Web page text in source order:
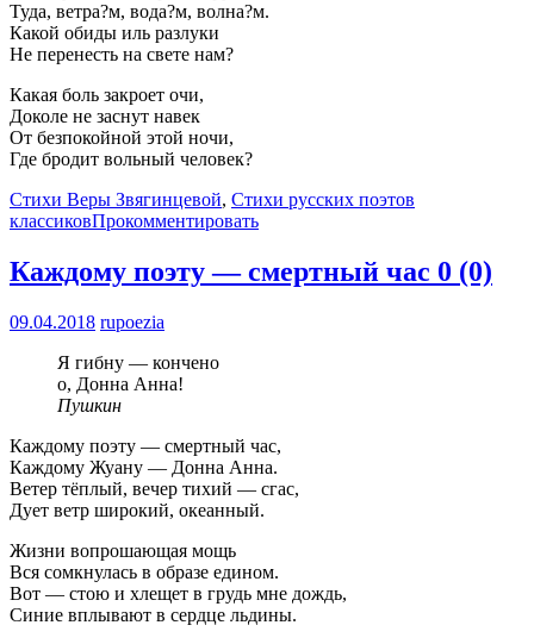
Туда, ветра?м, вода?м, волна?м.
Какой обиды иль разлуки
Не перенесть на свете нам?
Какая боль закроет очи,
Доколе не заснут навек
От безпокойной этой ночи,
Где бродит вольный человек?
Стихи Веры Звягинцевой, Стихи русских поэтов
классиковПрокомментировать
Каждому поэту — смертный час 0 (0)
09.04.2018 rupoezia
Я гибну — кончено
о, Донна Анна!
Пушкин
Каждому поэту — смертный час,
Каждому Жуану — Донна Анна.
Ветер тёплый, вечер тихий — сгас,
Дует ветр широкий, океанный.
Жизни вопрошающая мощь
Вся сомкнулась в образе едином.
Вот — стою и хлещет в грудь мне дождь,
Синие вплывают в сердце льдины.